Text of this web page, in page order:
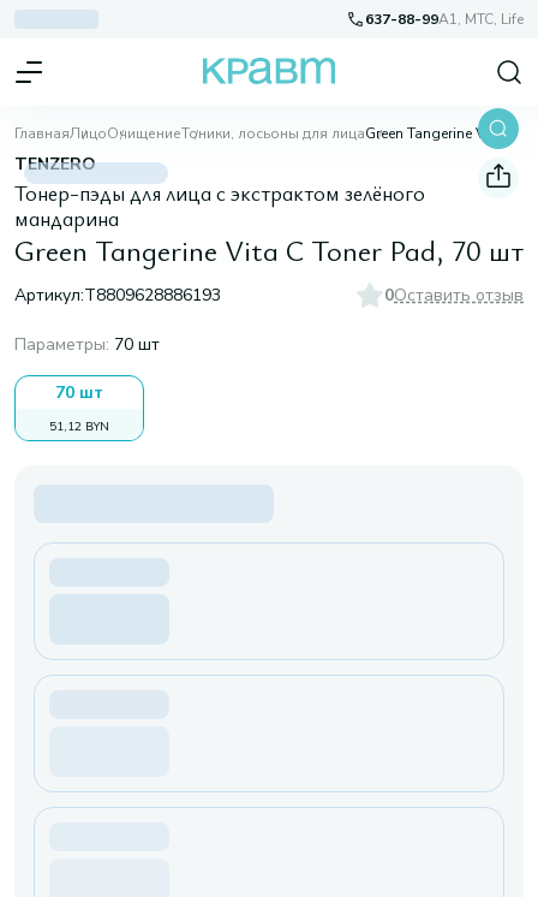
637-88-99A1, МТС, Life
ГлавнаяЛицоОчищениеТоники, лосьоны для лица Green Tangerine Vita C Toner Pad, 70 шт
TENZERO
Тонер-пэды для лица с экстрактом зелёного
мандарина
Green Tangerine Vita C Toner Pad, 70 шт
Артикул:T8809628886193 0Оставить отзыв
Параметры: 70 шт
70 шт
51,12 BYN